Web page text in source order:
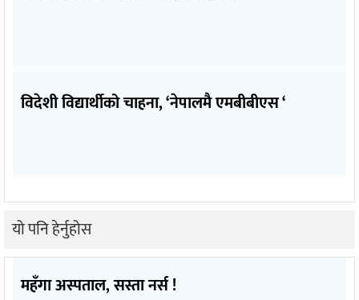
विदेशी विद्यार्थीको चाहना, ‘नेपालमै एमबीबीएस ‘
यो पनि हेर्नुहोस
महँगा अस्पताल, सस्ता नर्स !